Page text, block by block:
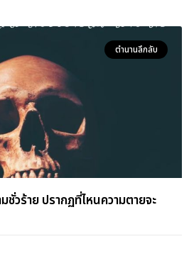
ตำนานลึกลับ
ร้าย ปรากฏที่ไหนความตายจะ